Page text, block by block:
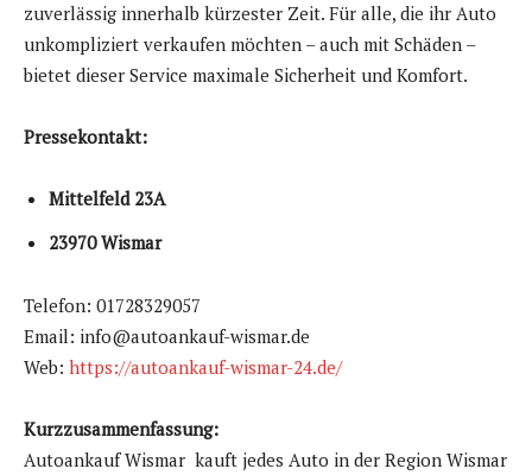
zuverlässig innerhalb kürzester Zeit. Für alle, die ihr Auto
unkompliziert verkaufen möchten – auch mit Schäden –
bietet dieser Service maximale Sicherheit und Komfort.
Pressekontakt:
Mittelfeld 23A
23970 Wismar
Telefon: 01728329057
Email: info@autoankauf-wismar.de
Web: https://autoankauf-wismar-24.de/
Kurzzusammenfassung:
Autoankauf Wismar kauft jedes Auto in der Region Wismar